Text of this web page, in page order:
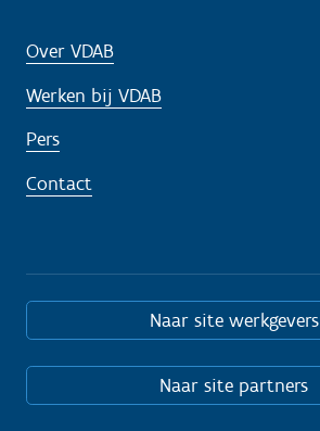
Over VDAB
Werken bij VDAB
Pers
Contact
Naar site werkgevers
Naar site partners